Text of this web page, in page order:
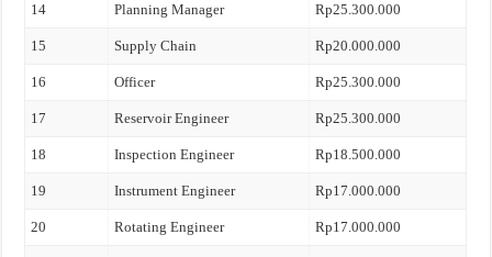
14 Planning Manager Rp25.300.000
15 Supply Chain Rp20.000.000
16 Officer Rp25.300.000
17 Reservoir Engineer Rp25.300.000
18 Inspection Engineer Rp18.500.000
19 Instrument Engineer Rp17.000.000
20 Rotating Engineer Rp17.000.000